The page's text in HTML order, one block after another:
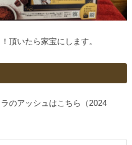
頂いたら家宝にします。
のアッシュはこちら（2024